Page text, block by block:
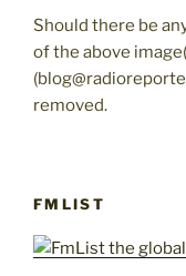
Should there be
of the above
removed.
FMLIST